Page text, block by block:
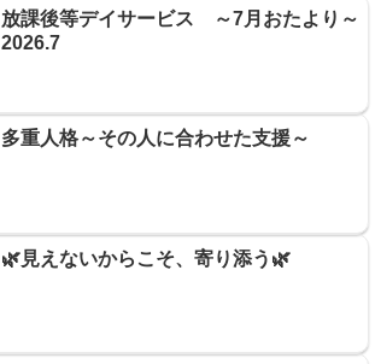
放課後等デイサービス ～7月おたより～
2026.7
多重人格～その人に合わせた支援～
🌿見えないからこそ、寄り添う🌿